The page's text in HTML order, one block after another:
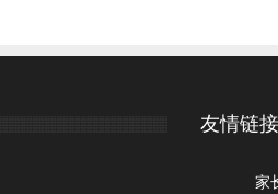
友情链接
家